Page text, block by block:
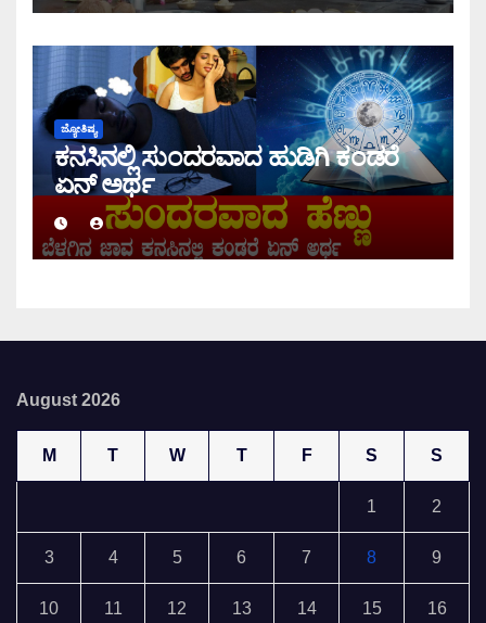
ಜ್ಯೋತಿಷ್ಯ
ಕನಸಿನಲ್ಲಿ ಸುಂದರವಾದ ಹುಡಿಗಿ ಕಂಡರೆ
ಏನ್ ಅರ್ಥ
August 2026
M T W T F S S
1 2
3 4 5 6 7 8 9
10 11 12 13 14 15 16